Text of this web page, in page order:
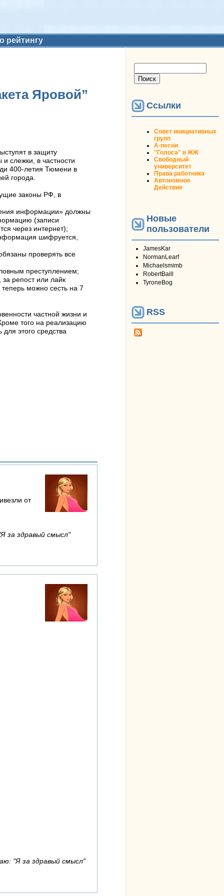
рейтингу
Яровой”
в защиту
слежки, в частности
400-летия Тюмени в
города.
законы РФ, в
информации» должны
(записи
через интернет);
шифруется,
проверять все
преступлением;
репост или лайк
можно сесть на 7
частной жизни и
того на реализацию
этого средства
от
за здравый смысл"
"Я за здравый смысл"
Ссылки
Совет инициативных
групп
А-песни
"Голоса" в ЖЖ
Свободный
университет
Права работника
Автономное
Действие
Новые
пользователи
JamesKar
NormanLearf
Michaelsmimb
RobertBaill
TyroneBog
RSS